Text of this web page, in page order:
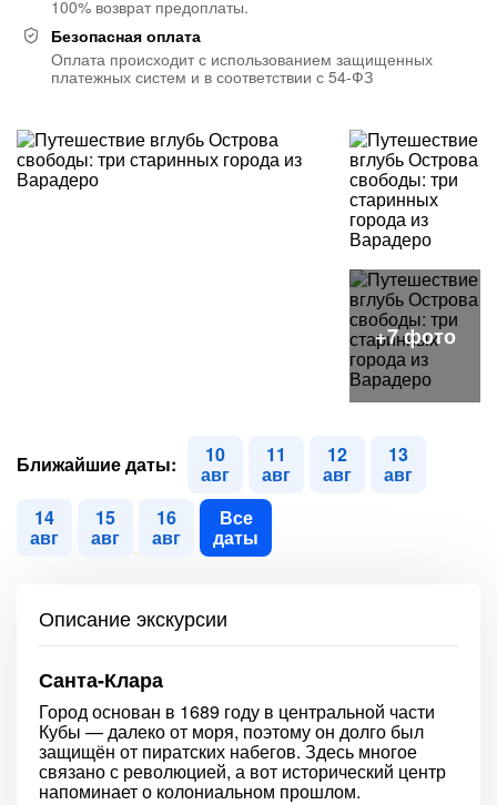
100% возврат предоплаты.
Безопасная оплата
Оплата происходит с использованием защищенных
платежных систем и в соответствии с 54-ФЗ
Ближайшие даты: 10
авг
11
авг
12
авг
13
авг
14
авг
15
авг
16
авг
Все
даты
Описание экскурсии
Санта-Клара
Город основан в 1689 году в центральной части
Кубы — далеко от моря, поэтому он долго был
защищён от пиратских набегов. Здесь многое
связано с революцией, а вот исторический центр
напоминает о колониальном прошлом.